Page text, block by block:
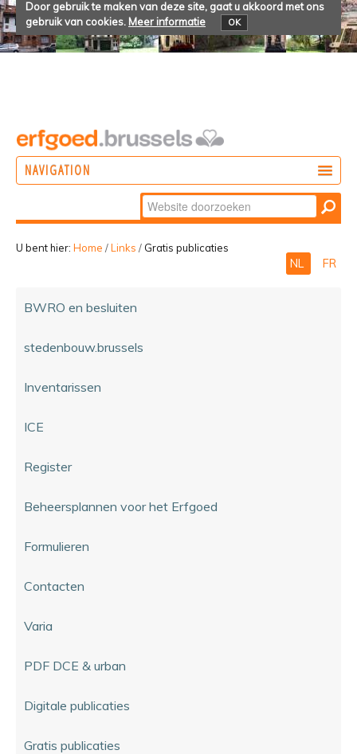
Door gebruik te maken van deze site, gaat u akkoord met ons
gebruik van cookies. Meer informatie OK
NAVIGATION
Zoek
Geavanceerd
zoeken...
U bent hier: Home /Links / Gratis publicaties
NL FR
BWRO en besluiten
stedenbouw.brussels
Inventarissen
ICE
Register
Beheersplannen voor het Erfgoed
Formulieren
Contacten
Varia
PDF DCE & urban
Digitale publicaties
Gratis publicaties